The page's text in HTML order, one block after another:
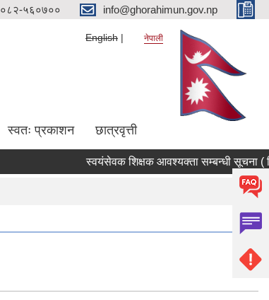
०८२-५६०७०० info@ghorahimun.gov.np
English नेपाली
स्वतः प्रकाशन छात्रवृत्ती
स्वयंसेवक शिक्षक आवश्यक्ता सम्बन्धी सूचना (